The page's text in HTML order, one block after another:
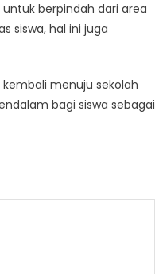
berpindah dari area
siswa, hal ini juga
menuju sekolah
bagi siswa sebagai